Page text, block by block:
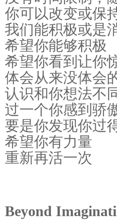
你可以改变或保
我们能积极或是
希望你能够积极
希望你看到让你
体会从来没体会
认识和你想法不
过一个你感到骄
要是你发现你过
希望你有力量
重新再活一次
Beyond